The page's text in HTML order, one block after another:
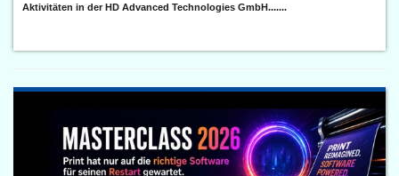
Aktivitäten in der HD Advanced Technologies GmbH.......